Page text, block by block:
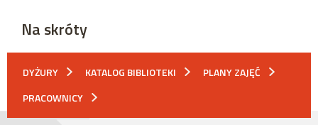
Na skróty
DYŻURY KATALOG BIBLIOTEKI
PLANY ZAJĘĆ
PRACOWNICY